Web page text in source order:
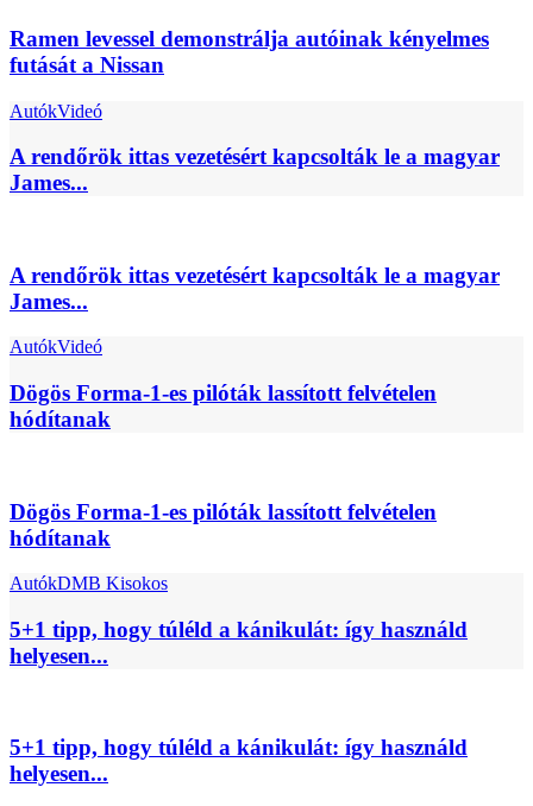
Ramen levessel demonstrálja autóinak kényelmes
futását a Nissan
AutókVideó
A rendőrök ittas vezetésért kapcsolták le a magyar
James...
A rendőrök ittas vezetésért kapcsolták le a magyar
James...
AutókVideó
Dögös Forma-1-es pilóták lassított felvételen
hódítanak
Dögös Forma-1-es pilóták lassított felvételen
hódítanak
AutókDMB Kisokos
5+1 tipp, hogy túléld a kánikulát: így használd
helyesen...
5+1 tipp, hogy túléld a kánikulát: így használd
helyesen...